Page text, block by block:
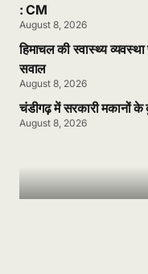
: CM
August 8, 2026
हिमाचल की स्वास्थ्य
सवाल
August 8, 2026
चंडीगढ़ में सरकारी मकानों के
August 8, 2026